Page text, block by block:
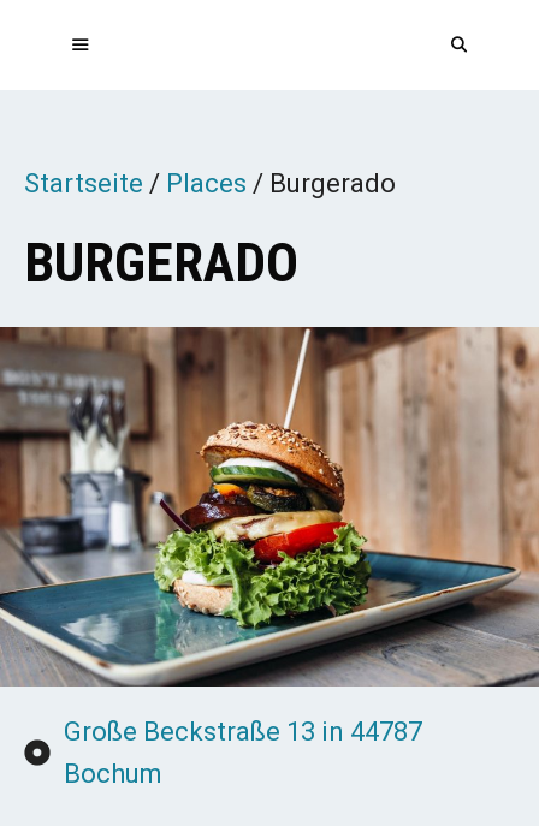
Startseite / Places / Burgerado
BURGERADO
Große Beckstraße 13 in 44787
Bochum